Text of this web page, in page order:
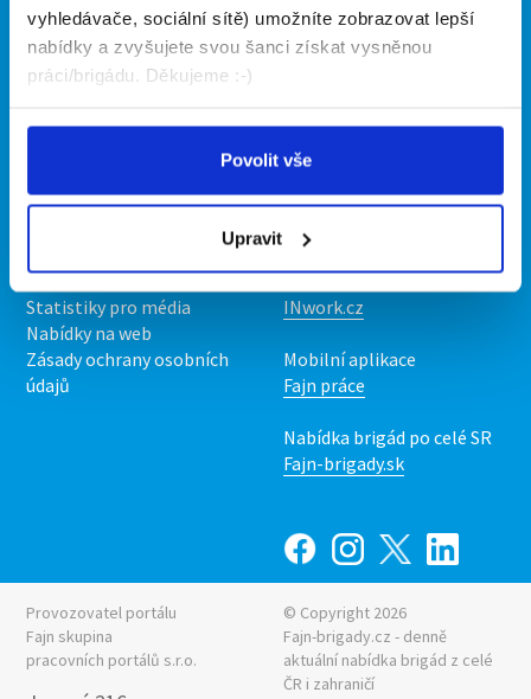
vyhledávače, sociální sítě) umožníte zobrazovat lepší
nabídky a zvyšujete svou šanci získat vysněnou
práci/brigádu. Děkujeme :-)
Povolit vše
Upravit
Články
Hledané brigády
Vložit inzerát
Ceník
Kontakt
Upravit předvolby cookies
Statistiky pro média
Nabídky na web
Zásady ochrany osobních
údajů
Naše další projekty
Mobilní aplikace
Fajn brigády
Nabídka práce z celé ČR
INwork.cz
Mobilní aplikace
Fajn práce
Nabídka brigád po celé SR
Fajn-brigady.sk
Provozovatel portálu
Fajn skupina
pracovních portálů s.r.o.
© Copyright 2026
Fajn-brigady.cz - denně
aktuální nabídka brigád z celé
ČR i zahraničí